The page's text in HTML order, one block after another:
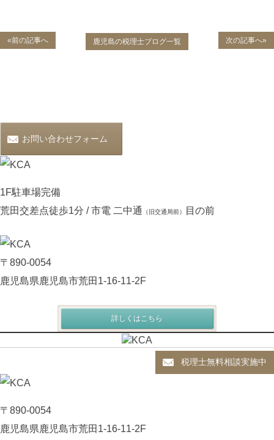
«前の記事へ 次の記事へ»
鹿児島の税理士ブログ一覧
お問い合わせフォーム
1F駐車場完備
荒田交差点徒歩1分 / 市電 二中通
（旧交通局前） 目の前
〒890-0054
鹿児島県鹿児島市荒田1-16-11-2F
詳しくはこちら
税理士無料相談実施中
〒890-0054
鹿児島県鹿児島市荒田1-16-11-2F